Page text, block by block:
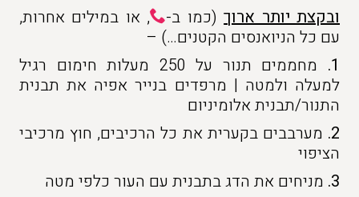
ובקצת יותר ארוך(כמו ב-
, או במילים אחרות,
עם כל הניואנסים הקטנים…) –
1.
מחממים תנור על 250 מעלות חימום רגיל
למעלה ולמטה | מרפדים בנייר אפיה את תבנית
התנור/תבנית אלומיניום
2. מערבבים בקערית את כל הרכיבים, חוץ מרכיבי
הציפוי
3. מניחים את הדג בתבנית עם העור כלפי מטה